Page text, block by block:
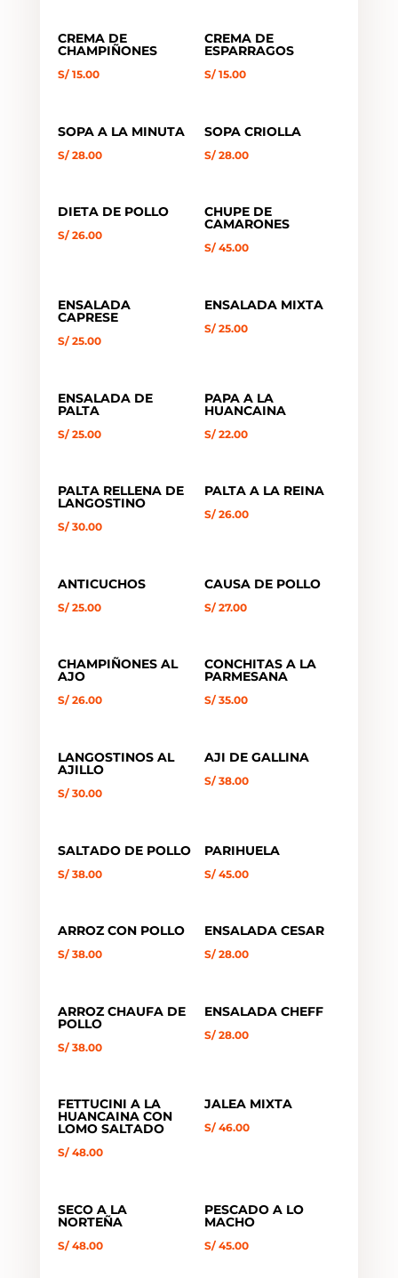
CREMA DE
CHAMPIÑONES
S/15.00
CREMA DE
ESPARRAGOS
S/ 15.00
SOPA A LA MINUTA
S/28.00
SOPA CRIOLLA
S/ 28.00
DIETA DE POLLO
S/26.00
CHUPE DE
CAMARONES
S/ 45.00
ENSALADA
CAPRESE
S/25.00
ENSALADA MIXTA
S/ 25.00
ENSALADA DE
PALTA
S/25.00
PAPA A LA
HUANCAINA
S/ 22.00
PALTA RELLENA DE
LANGOSTINO
S/30.00
PALTA A LA REINA
S/ 26.00
ANTICUCHOS
S/25.00
CAUSA DE POLLO
S/ 27.00
CHAMPIÑONES AL
AJO
S/26.00
CONCHITAS A LA
PARMESANA
S/ 35.00
LANGOSTINOS AL
AJILLO
S/30.00
AJI DE GALLINA
S/ 38.00
SALTADO DE POLLO
S/38.00
PARIHUELA
S/ 45.00
ARROZ CON POLLO
S/38.00
ENSALADA CESAR
S/ 28.00
ARROZ CHAUFA DE
POLLO
S/38.00
ENSALADA CHEFF
S/ 28.00
FETTUCINI A LA
HUANCAINA CON
LOMO SALTADO
S/48.00
JALEA MIXTA
S/ 46.00
SECO A LA
NORTEÑA
S/48.00
PESCADO A LO
MACHO
S/ 45.00